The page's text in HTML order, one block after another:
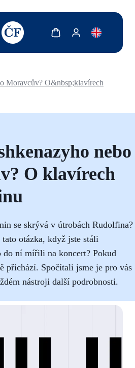
TODO: Add description for reader
Zobrazit košíkZobrazit můj účet
Moravcův? O&nbsp;klavírech
nebo
O klavírech
se skrývá v útrobách Rudolfina?
otázka, když jste stáli
do ní mířili na koncert? Pokud
přichází. Spočítali jsme je pro vás
nástroji další podrobnosti.